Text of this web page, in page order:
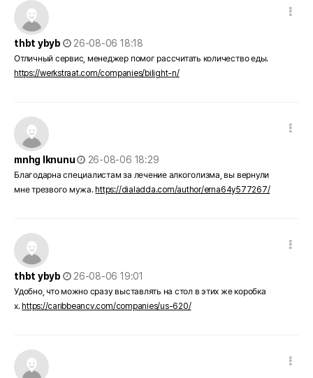
thbt ybyb
작성일
26-08-06 18:18
Отличный сервис, менеджер помог рассчитать количество еды.
https://werkstraat.com/companies/bilight-n/
mnhg lknunu
작성일
26-08-06 18:29
Благодарна специалистам за лечение алкоголизма, вы вернули
мне трезвого мужа. https://dialadda.com/author/erna64y577267/
thbt ybyb
작성일
26-08-06 19:01
Удобно, что можно сразу выставлять на стол в этих же коробка
х. https://caribbeancv.com/companies/us-620/